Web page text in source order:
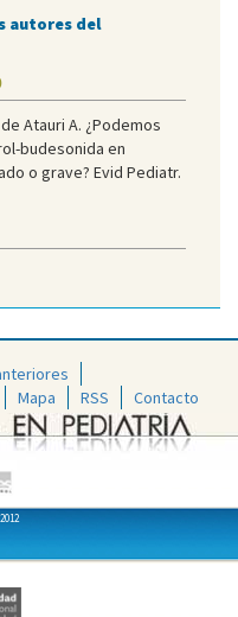
autores del
Atauri A. ¿Podemos
budesonida en
o grave? Evid Pediatr.
Mapa RSS Contacto